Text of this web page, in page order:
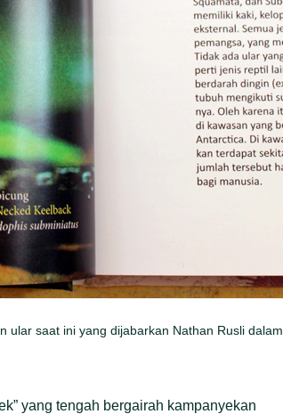
ular saat ini yang dijabarkan Nathan Rusli dalam
yang tengah bergairah kampanyekan